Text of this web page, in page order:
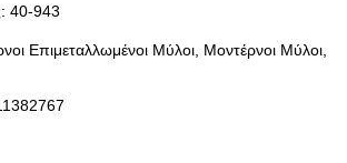
40-943
Επιμεταλλωμένοι Μύλοι Μοντέρνοι Μύλοι